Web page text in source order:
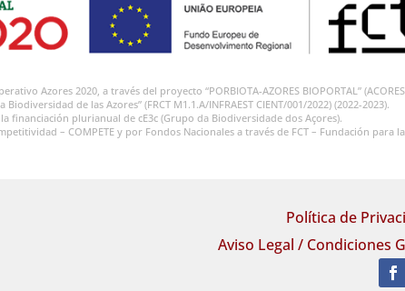
Azores 2020, a través del proyecto “PORBIOTA-AZORES BIOPORTAL”
de las Azores” (FRCT M1.1.A/INFRAEST CIENT/001/2022) (2022-2023).
financiación plurianual de cE3c (Grupo da Biodiversidade dos Açores).
– COMPETE y por Fondos Nacionales a través de FCT – Fundación para
Política de
Aviso Legal / Condiciones